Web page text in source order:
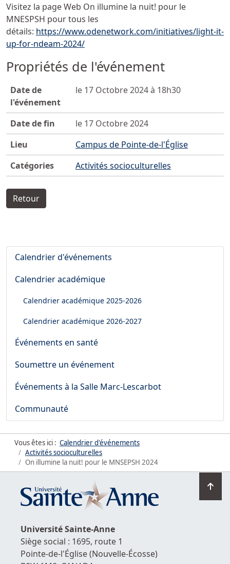
Visitez la page Web On illumine la nuit! pour le
MNESPSH pour tous les
détails: https://www.odenetwork.com/initiatives/light-it-
up-for-ndeam-2024/
Propriétés de l'événement
Date de
l'événement
le 17 Octobre 2024 à 18h30
Date de fin
le 17 Octobre 2024
Lieu
Campus de Pointe-de-l'Église
Catégories
Activités socioculturelles
Retour
Calendrier d'événements
Calendrier académique
Calendrier académique 2025-2026
Calendrier académique 2026-2027
Événements en santé
Soumettre un événement
Événements à la Salle Marc-Lescarbot
Communauté
Vous êtes ici : Calendrier d'événements
Activités socioculturelles
On illumine la nuit! pour le MNSEPSH 2024
en
UniversitéSainte-Anne
Siège social : 1695, route 1
Pointe-de-l'Église(Nouvelle-Écosse)